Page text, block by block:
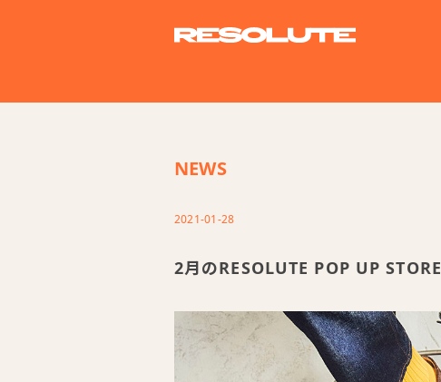
NEWS
2021-01-28
2月のRESOLUTE POP UP STORE